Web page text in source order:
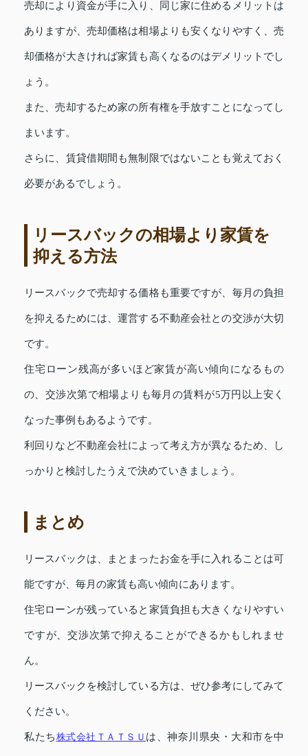
売却により資金が手に入り、同じ家に住めるメリットは
ありますが、売却価格は相場よりも安くなりやすく、売
却価格が大きければ家賃も高くなるのはデメリットでし
ょう。
また、売却するため家の所有権を手放すことになってし
まいます。
さらに、賃貸借期間も無制限ではないことも覚えておく
必要があるでしょう。
リースバックの相場より家賃を
抑える方法
リースバックで売却する価格も重要ですが、毎月の負担
を抑えるためには、運営する不動産会社との交渉が大切
です。
住宅ローン残高が多いほど家賃が高い傾向になるもの
の、交渉次第で相場よりも毎月の賃料が5万円以上安く
なった事例もあるようです。
利回りなど不動産会社によって考え方が異なるため、し
っかりと検討したうえで決めていきましょう。
まとめ
リースバックは、まとまったお金を手に入れることは可
能ですが、毎月の家賃も高い傾向にあります。
住宅ローンが残っていると家賃負担も大きくなりやすい
ですが、交渉次第で抑えることができるかもしれませ
ん。
リースバックを検討している方は、ぜひ参考にしてみて
ください。
私たち株式会社ＴＡＴＳＵ は、神奈川県央・大和市を中